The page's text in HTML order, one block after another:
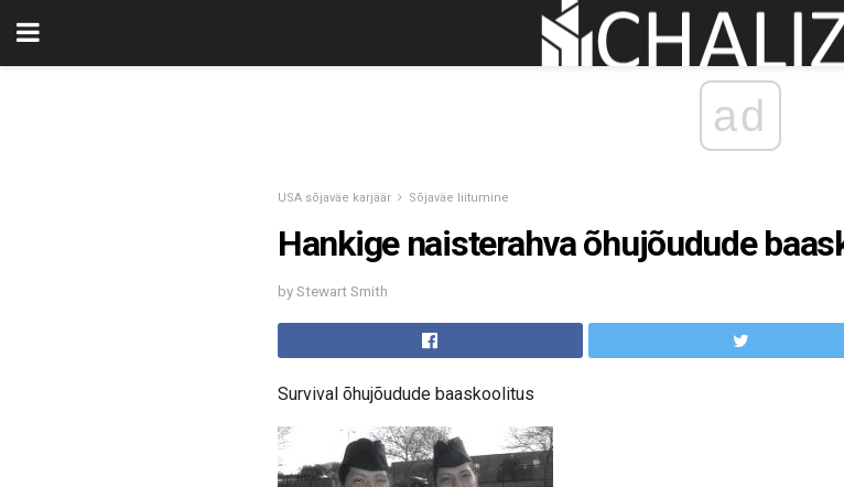
ad
USA sõjaväe karjäär Sõjaväe liitumine
Hankige naisterahva õhujõudude
by Stewart Smith
Survival õhujõudude baaskoolitus